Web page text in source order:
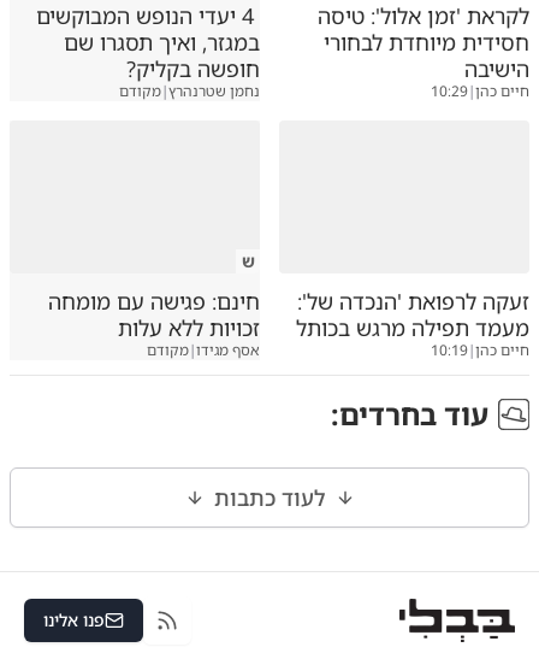
לקראת 'זמן אלול': טיסה
חסידית מיוחדת לבחורי
הישיבה
חיים כהן|
10:29
4 יעדי הנופש המבוקשים
במגזר, ואיך תסגרו שם
חופשה בקליק?
נחמן שטרנהרץ|מקודם
זעקה לרפואת 'הנכדה של':
מעמד תפילה מרגש בכותל
חיים כהן|
10:19
ש
חינם: פגישה עם מומחה
זכויות ללא עלות
אסף מגידו|מקודם
עוד בחרדים:
לעוד כתבות
RSS פנו אלינו